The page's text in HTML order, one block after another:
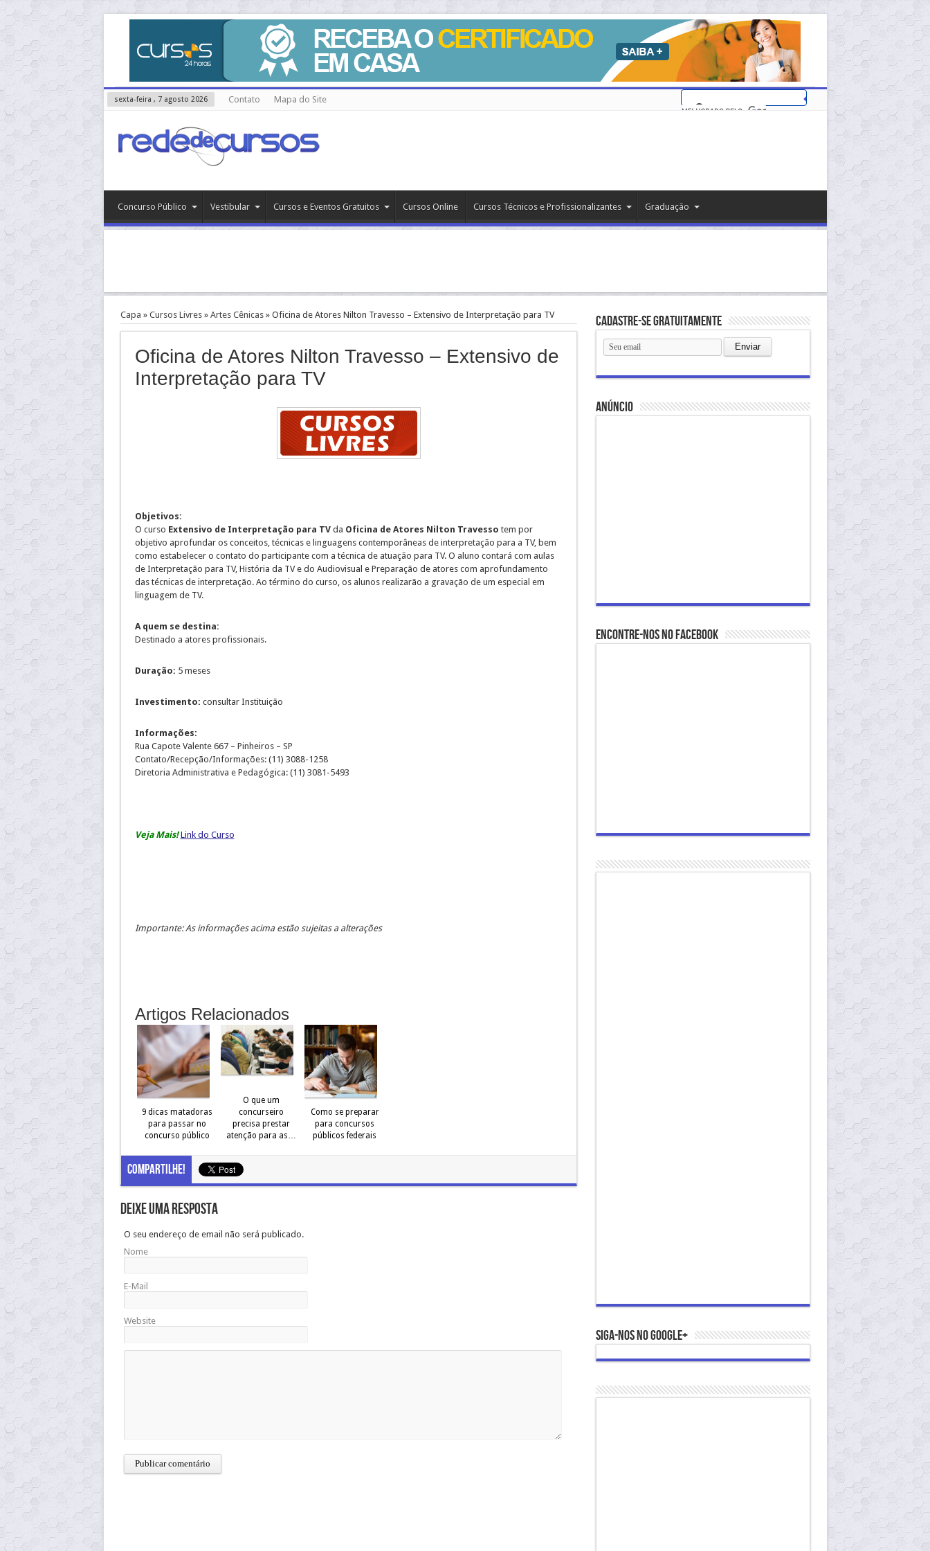
sexta-feira , 7 agosto 2026 Contato Mapa do Site
Concurso Público Vestibular Cursos e Eventos Gratuitos Cursos Online Cursos Técnicos e Profissionalizantes Graduação
Capa » Cursos Livres» Artes Cênicas» Oficina de Atores Nilton Travesso – Extensivo de Interpretação para TV
Oficina de Atores Nilton Travesso – Extensivo de
Interpretação para TV
Objetivos:
O curso Extensivo de Interpretação para TVda Oficina de Atores Nilton Travesso tem por
objetivo aprofundar os conceitos, técnicas e linguagens contemporâneas de interpretação para a TV, bem
como estabelecer o contato do participante com a técnica de atuação para TV. O aluno contará com aulas
de Interpretação para TV, História da TV e do Audiovisual e Preparação de atores com aprofundamento
das técnicas de interpretação. Ao término do curso, os alunos realizarão a gravação de um especial em
linguagem de TV.
A quem se destina:
Destinado a atores profissionais.
Duração: 5 meses
Investimento: consultar Instituição
Informações:
Rua Capote Valente 667 – Pinheiros – SP
Contato/Recepção/Informações: (11) 3088-1258
Diretoria Administrativa e Pedagógica: (11) 3081-5493
Veja Mais! Link do Curso
Importante: As informações acima estão sujeitas a alterações
Artigos Relacionados
9 dicas matadoras
para passar no
concurso público
O que um
concurseiro
precisa prestar
atenção para as…
Como se preparar
para concursos
públicos federais
Compartilhe!
Deixe uma resposta
O seu endereço de email não será publicado.
Nome
E-Mail
Website
Cadastre-se gratuitamente
anúncio
Encontre-nos no Facebook
Siga-nos no Google+